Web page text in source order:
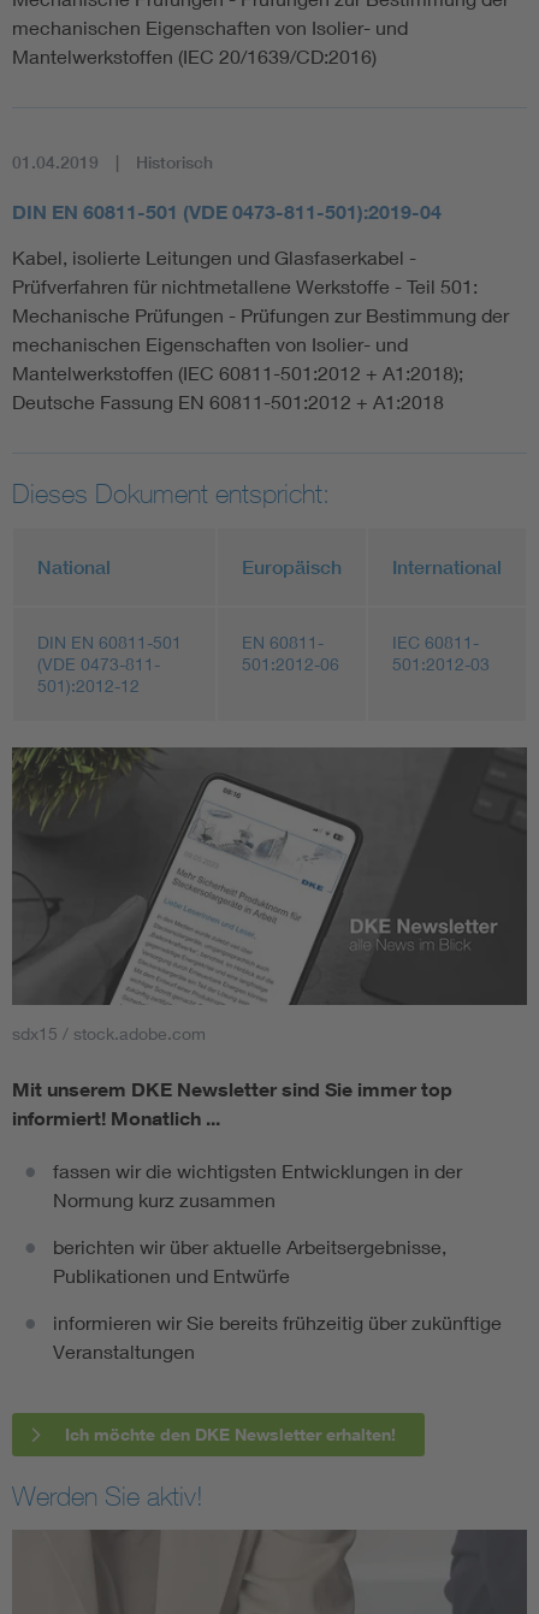
mechanischen Eigenschaften von Isolier- und
Mantelwerkstoffen (IEC 20/1639/CD:2016)
01.04.2019 Historisch
DIN EN 60811-501 (VDE 0473-811-501):2019-04
Kabel, isolierte Leitungen und Glasfaserkabel -
Prüfverfahren für nichtmetallene Werkstoffe - Teil 501:
Mechanische Prüfungen - Prüfungen zur Bestimmung der
mechanischen Eigenschaften von Isolier- und
Mantelwerkstoffen (IEC 60811-501:2012 + A1:2018);
Deutsche Fassung EN 60811-501:2012 + A1:2018
Dieses Dokument entspricht:
National Europäisch International
DIN EN 60811-501
(VDE 0473-811-
501):2012-12
EN 60811-
501:2012-06
IEC 60811-
501:2012-03
sdx15 / stock.adobe.com
Mit unserem DKE Newsletter sind Sie immer top
informiert! Monatlich ...
fassen wir die wichtigsten Entwicklungen in der
Normung kurz zusammen
berichten wir über aktuelle Arbeitsergebnisse,
Publikationen und Entwürfe
informieren wir Sie bereits frühzeitig über zukünftige
Veranstaltungen
Ich möchte den DKE Newsletter erhalten!
Werden Sie aktiv!